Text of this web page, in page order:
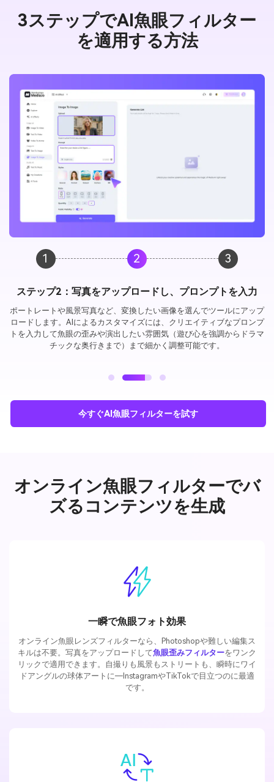
3ステップでAI魚眼フィルター
を適用する方法
1 2 3
ステップ3：魚眼写真を生成してダウンロード
「生成」をクリックすると、写真が魚眼動画効果で一気に変身します。
数秒で高画質なダウンロードができ、すぐにTikTokやInstagramなどで
シェアできます。楽しい編集もアート写真もバズるミームも、魚眼効果
でコンテンツを目立たせましょう。
今すぐAI魚眼フィルターを試す
オンライン魚眼フィルターでバ
ズるコンテンツを生成
一瞬で魚眼フォト効果
オンライン魚眼レンズフィルターなら、Photoshopや難しい編集ス
キルは不要。写真をアップロードして魚眼歪みフィルターをワンク
リックで適用できます。自撮りも風景もストリートも、瞬時にワイ
ドアングルの球体アートに―InstagramやTikTokで目立つのに最適
です。